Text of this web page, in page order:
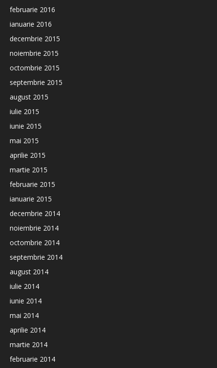
februarie 2016
ianuarie 2016
decembrie 2015
noiembrie 2015
octombrie 2015
septembrie 2015
august 2015
iulie 2015
iunie 2015
mai 2015
aprilie 2015
martie 2015
februarie 2015
ianuarie 2015
decembrie 2014
noiembrie 2014
octombrie 2014
septembrie 2014
august 2014
iulie 2014
iunie 2014
mai 2014
aprilie 2014
martie 2014
februarie 2014